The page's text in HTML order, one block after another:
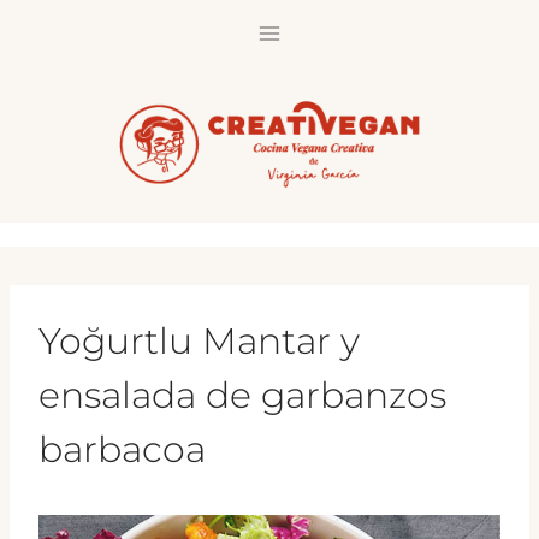
Yoğurtlu Mantar y
ensalada de garbanzos
barbacoa